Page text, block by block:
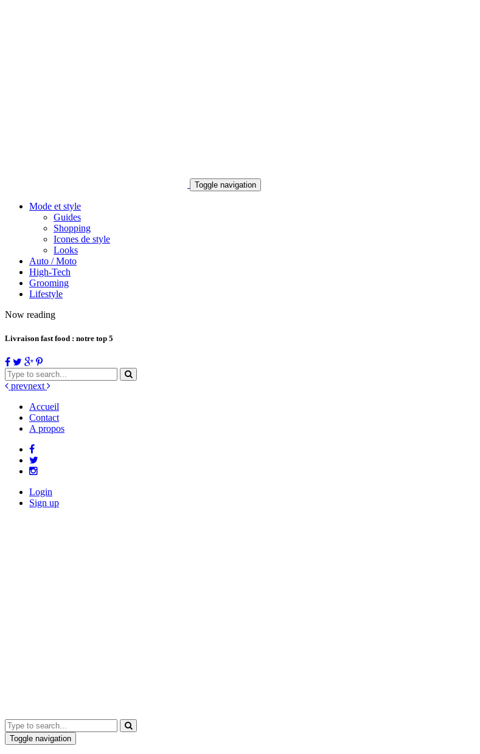
Toggle navigation
Mode et style
Guides
Shopping
Icones de style
Looks
Auto / Moto
High-Tech
Grooming
Lifestyle
Now reading
Livraison fast food : notre top 5
prevnext
Accueil
Contact
A propos
Login
Sign up
Toggle navigation